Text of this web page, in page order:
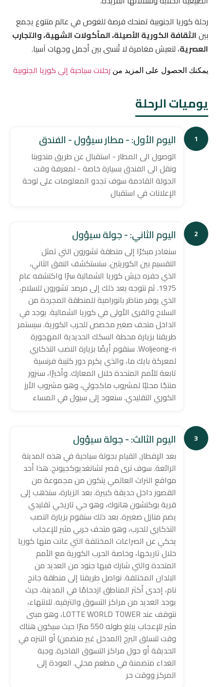
رحلة كوريا الجنوبية تمنحك فرصة للغوص في عالم متنوع يجمع
بينالثقافة الكورية الأصيلة، المأكولات الشهية، والتجارب
العصرية، لتعيش مغامرة لا تُنسى بين أجمل وجهات آسيا.
يمكنك الحصول على المزيد من رحلات سياحية إلى كوريا الجنوبية
يوميات الرحلة
1 اليوم الأول: - مطار سيؤول - الفندق
الوصول الى المطار - استقبال عن طريق مندوبنا
ونقل الى الفندق بسيارة خاصة - لمعرفة وقت
الجولة القادمة سوف تجدو المعلومات على لوحة
الإعلانات في استقبال
2 اليوم الثاني: - جولة سيؤول
سنغادر مبكرًا إلى منطقة تشورون التي تمثل
التقسيم بين الكوريتين. سنستكشف النفق الثاني،
الذي حفره جيش كوريا الشمالية سرًا واكتشفه عام
1975. ثم نتوجه بعد ذلك إلى مرصد تشورون للسلام،
الذي يوفر مناظر بانورامية للمنطقة المجردة من
السلاح والقرى الأولى في كوريا الشمالية. يوجد في
الداخل متحف صغير مخصص للحرب الكورية. سيستمر
طريقنا بزيارة محطة السكك الحديدية المهجورة
Woljeong-ri. سنقوم أيضًا بزيارة النصب التذكاري
لمعركة بايك ما، والذي يكرم دور كتيبة فرنسية
تابعة للأمم المتحدة خلال المعارك. وأخيرًا، سنزور
منتجًا محليًا لمشروب ماكجولي، وهو مشروب الأرز
الكوري التقليدي. سنعود إلى سيول في المساء
3 اليوم الثالث: - جولة سيؤول
بعد الإفطار, القيام بجولة سياحية في هذه المدينة
الرائعة. سوف نرى قصر تشانغديوكجيونج. هذا أحد
مواقع التراث العالمي يتكون من مجموعة من
القصور داخل حديقة كبيرة. بعد الزيارة، سنذهب إلى
قرية بوكتشون هانوك، وهو حي تاريخي تقليدي
يضم منازل صغيرة. بعد ذلك سنقوم بزيارة النصب
التذكاري للحرب، وهو متحف حربي مثير للإعجاب
يحكي عن الصراعات المختلفة التي عانت منها كوريا
خلال تاريخها، وخاصة الحرب الكورية مع الأمم
المتحدة والتي شارك فيها جنود من العديد من
البلدان المختلفة. نواصل طريقنا إلى منطقة جانج
نام، إحدى أكثر المناطق ازدحامًا في المدينة، حيث
يوجد العديد من مراكز التسوق والترفيه. للانتهاء،
نتوقف عند LOTTE WORLD TOWER، وهو مبنى
مثير للإعجاب يبلغ طوله 550 مترًا حيث سيكون هناك
وقت لتسلق البرج (المدخل غير متضمن) أو التنزه في
الحديقة أو حول مراكز التسوق الفاخرة. وجبة
الغداء متضمنة في مطعم محلي. العودة إلى
المركز ووقت حر